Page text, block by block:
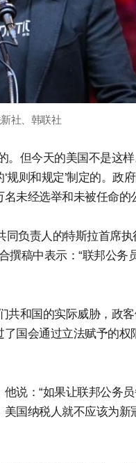
社、韩联社
。但今天的美国不是这
则和规定’制定的。政
未经选举和未被任命的
负责人的特斯拉首席
撰稿中表示：“联邦公务
共和国的实际威胁，政
国会通过立法赋予的
说：“如果让联邦公务
美国纳税人就不应该为